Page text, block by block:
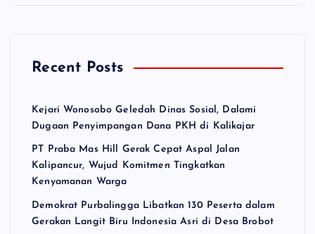
Recent Posts
Kejari Wonosobo Geledah Dinas Sosial, Dalami
Dugaan Penyimpangan Dana PKH di Kalikajar
PT Praba Mas Hill Gerak Cepat Aspal Jalan
Kalipancur, Wujud Komitmen Tingkatkan
Kenyamanan Warga
Demokrat Purbalingga Libatkan 130 Peserta dalam
Gerakan Langit Biru Indonesia Asri di Desa Brobot